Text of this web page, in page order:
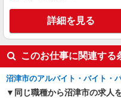
やすいエリ
い！！
アルバイト パート 派遣社員 紹
日研トータルソーシング株式
ス
介護スタ
詳細を見る
このお仕事に関連する
沼津市のアルバイト・バイト・
同じ職種から沼津市の求人